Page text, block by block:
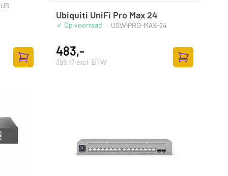
Zum Warenkorb hinzufügen
Ubiquiti UniFi Pro Max 24
Op voorraad · USW-PRO-MAX-24
483,-
399,17 excl. BTW
Zum